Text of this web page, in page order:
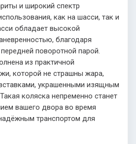
и широкий спектр
как на шасси, так и
обладает высокой
благодаря
поворотной парой.
из практичной
которой не страшны жара,
украшенными изящным
коляска непременно станет
вашего двора во время
транспортом для